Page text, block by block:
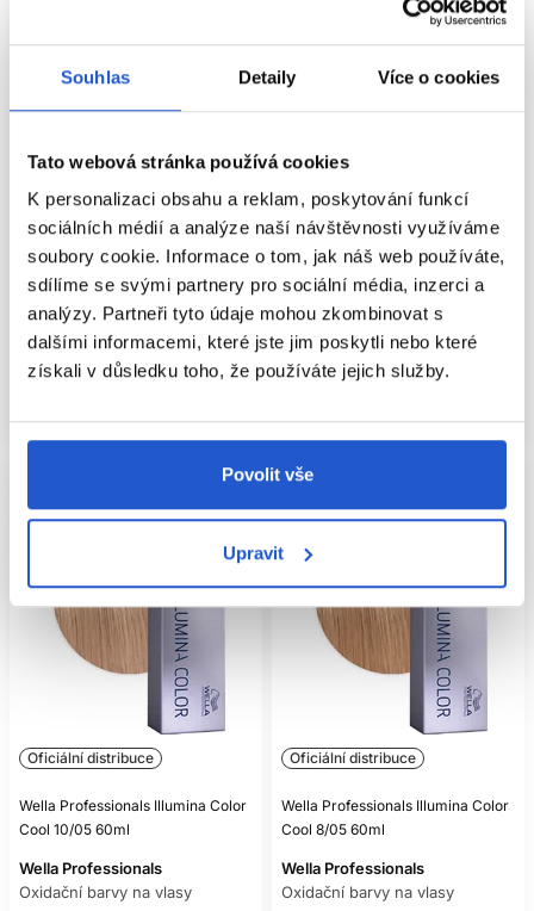
Souhlas Detaily Více o cookies
Tato webová stránka používá cookies
K personalizaci obsahu a reklam, poskytování funkcí
sociálních médií a analýze naší návštěvnosti využíváme
soubory cookie. Informace o tom, jak náš web používáte,
sdílíme se svými partnery pro sociální média, inzerci a
analýzy. Partneři tyto údaje mohou zkombinovat s
dalšími informacemi, které jste jim poskytli nebo které
získali v důsledku toho, že používáte jejich služby.
Povolit vše
Upravit
L'Oréal Professionnel INOA
permanentní barva na vlasy bez
L'Oréal Professionnel
Oxidační barvy na vlasy
285 Kč
Koupit
L'Oréal Professionnel INOA
permanentní barva na vlasy bez
L'Oréal Professionnel
Oxidační barvy na vlasy
285 Kč
Koupit
Oficiální distribuce
Wella Professionals Illumina Color
Cool 10/05 60ml
Wella Professionals
Oxidační barvy na vlasy
Oficiální distribuce
Wella Professionals Illumina Color
Cool 8/05 60ml
Wella Professionals
Oxidační barvy na vlasy